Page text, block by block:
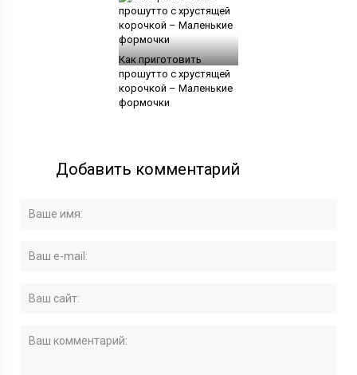
Как приготовить
прошутто с хрустящей
корочкой – Маленькие
формочки
Добавить комментарий